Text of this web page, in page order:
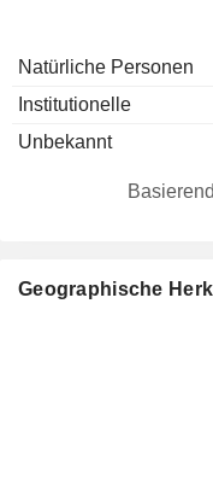
Natürliche Personen
Institutionelle
Unbekannt
Geographische